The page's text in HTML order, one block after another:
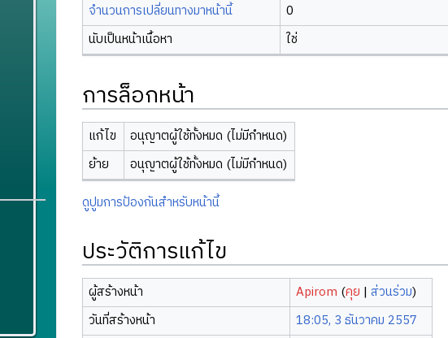
จำนวนการเปลี่ยนทางมาหน้านี้
0
นับเป็นหน้าเนื้อหา
ใช่
การล็อกหน้า
แก้ไข
อนุญาตผู้ใช้ทั้งหมด (ไม่มีกำหนด)
ย้าย
อนุญาตผู้ใช้ทั้งหมด (ไม่มีกำหนด)
ดูปูมการป้องกันสำหรับหน้านี้
ประวัติการแก้ไข
ผู้สร้างหน้า Apirom (คุย |ส่วนร่วม)
วันที่สร้างหน้า
18:05, 3 ธันวาคม 2557